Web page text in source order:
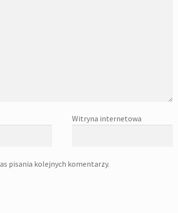
Witryna internetowa
pisania kolejnych komentarzy.